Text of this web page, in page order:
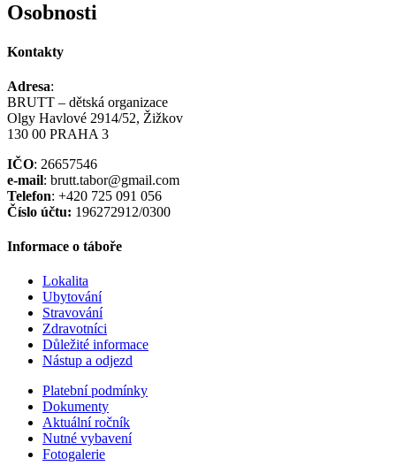
Osobnosti
Kontakty
Adresa:
BRUTT – dětská organizace
Olgy Havlové 2914/52, Žižkov
130 00 PRAHA 3
IČO: 26657546
e-mail: brutt.tabor@gmail.com
Telefon: +420 725 091 056
Číslo účtu: 196272912/0300
Informace o táboře
Lokalita
Ubytování
Stravování
Zdravotníci
Důležité informace
Nástup a odjezd
Platební podmínky
Dokumenty
Aktuální ročník
Nutné vybavení
Fotogalerie